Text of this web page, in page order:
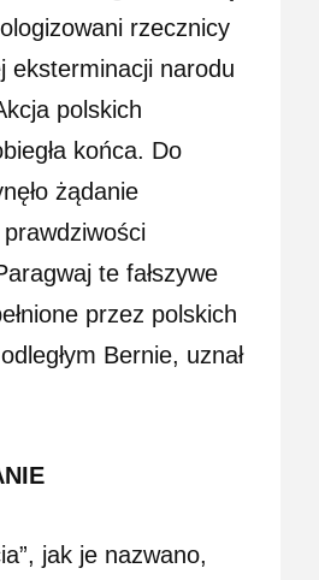
rzecznicy
eksterminacji narodu
polskich
końca. Do
żądanie
te fałszywe
przez polskich
Bernie, uznał
jak je nazwano,